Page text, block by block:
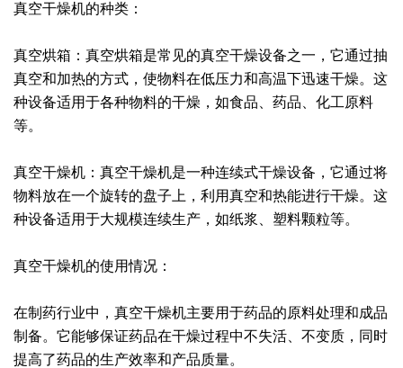
喷雾干燥机系列
带式干燥焙烧系列
真空干燥系列
桨叶式干燥系列
载体干燥系列
滚筒干燥系列
沸腾干燥系列
烘箱干燥系列
环保行业
化工行业
质量监督技术中心
行业新闻
技术专栏
常见问题
社会责任
全球契约组织成员
公共责任
公益支持
社会责任报告
社会责任
绿色发展
绿色工厂
人才招聘
联系我们
真空干燥机的种类：
真空烘箱：真空烘箱是常见的真空干燥设备之一，它通过抽
真空和加热的方式，使物料在低压力和高温下迅速干燥。这
种设备适用于各种物料的干燥，如食品、药品、化工原料
等。
真空干燥机：真空干燥机是一种连续式干燥设备，它通过将
物料放在一个旋转的盘子上，利用真空和热能进行干燥。这
种设备适用于大规模连续生产，如纸浆、塑料颗粒等。
真空干燥机的使用情况：
在制药行业中，真空干燥机主要用于药品的原料处理和成品
制备。它能够保证药品在干燥过程中不失活、不变质，同时
提高了药品的生产效率和产品质量。